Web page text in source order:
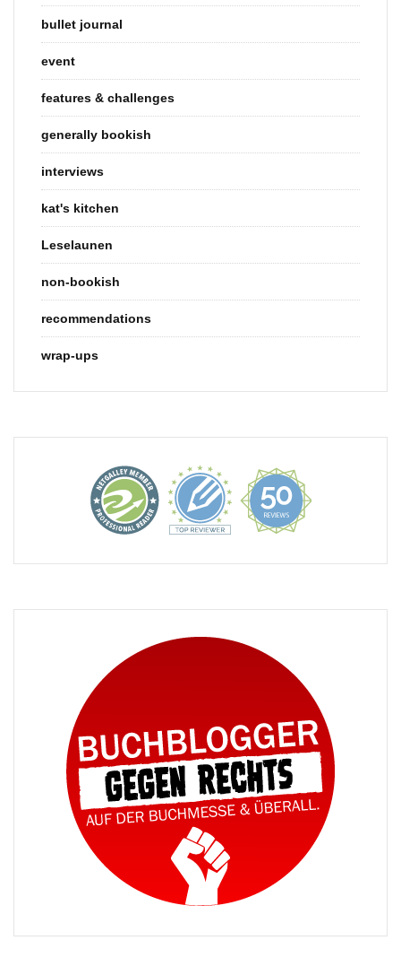
bullet journal
event
features & challenges
generally bookish
interviews
kat's kitchen
Leselaunen
non-bookish
recommendations
wrap-ups